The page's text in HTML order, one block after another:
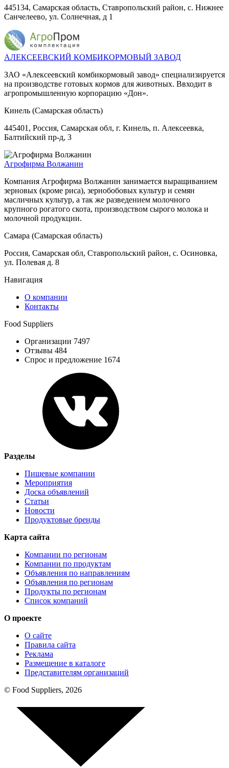
445134, Самарская область, Ставропольский район, с. Нижнее
Санчелеево, ул. Солнечная, д 1
АЛЕКСЕЕВСКИЙ КОМБИКОРМОВЫЙ ЗАВОД
ЗАО «Алексеевский комбикормовый завод» специализируется
на производстве готовых кормов для животных. Ввходит в
агропромышленную корпорацию «Дон».
Кинель (Самарская область)
445401, Россия, Самарская обл, г. Кинель, п. Алексеевка,
Балтийский пр-д, 3
Агрофирма Волжанин
Компания Агрофирма Волжанин занимается выращиванием
зерновых (кроме риса), зернобобовых культур и семян
масличных культур, а так же разведением молочного
крупного рогатого скота, производством сырого молока и
молочной продукции.
Самара (Самарская область)
Россия, Самарская обл, Ставропольский район, с. Осиновка,
ул. Полевая д. 8
Навигация
О компании
Контакты
Food Suppliers
Организации 7497
Отзывы 484
Спрос и предложение 1674
Разделы
Пищевые компании
Мероприятия
Доска объявлений
Статьи
Новости
Продуктовые бренды
Карта сайта
Компании по регионам
Компании по продуктам
Объявления по направлениям
Объявления по регионам
Продукты по регионам
Список компаний
О проекте
О сайте
Правила сайта
Реклама
Размещение в каталоге
Представителям организаций
© Food Suppliers, 2026